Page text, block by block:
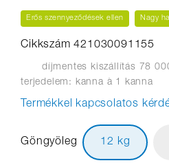
Erős szennyeződések ellen Nagy
Cikkszám 421030091155
díjmentes kiszállítás 78
terjedelem: kanna à 1 kanna
Termékkel kapcsolatos
Göngyöleg 12 kg